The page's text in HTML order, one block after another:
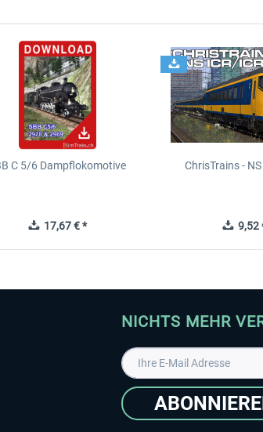
C 5/6 Dampflokomotive
17,67 € *
ChrisTrains -
9,52
NICHTS MEHR